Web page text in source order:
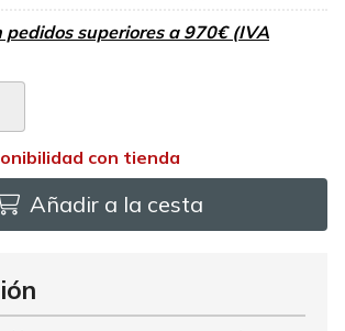
pedidos superiores a 970€ (IVA
Añadir a la cesta